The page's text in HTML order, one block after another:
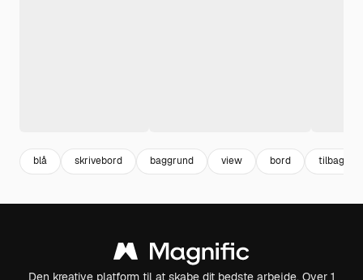
blå skrivebord baggrund view bord tilbage
Den kreative platform til at skabe dit bedste arbejde. Over 1